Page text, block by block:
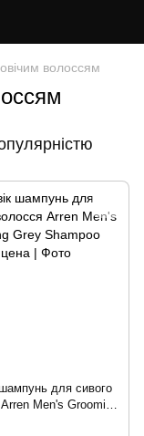
волоссям
для сивого
Men's Grooming
400 мл